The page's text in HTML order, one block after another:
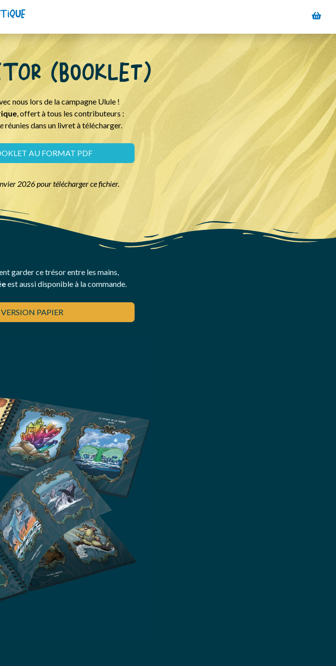
(BOokLET)
nous lors de la campagne Ulule !
, offert à tous les contributeurs :
réunies dans un livret à télécharger.
AU FORMAT PDF
2026 pour télécharger ce fichier.
garder ce trésor entre les mains,
est aussi disponible à la commande.
PAPIER